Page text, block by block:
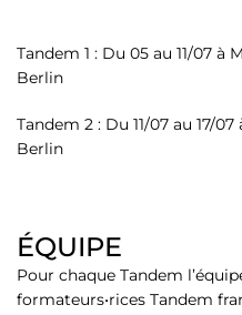
Tandem 1 : Du 05 au 11/07 à
Berlin
Tandem 2 : Du 11/07 au 17/
Berlin
ÉQUIPE
Pour chaque Tandem
formateurs•rices Tandem